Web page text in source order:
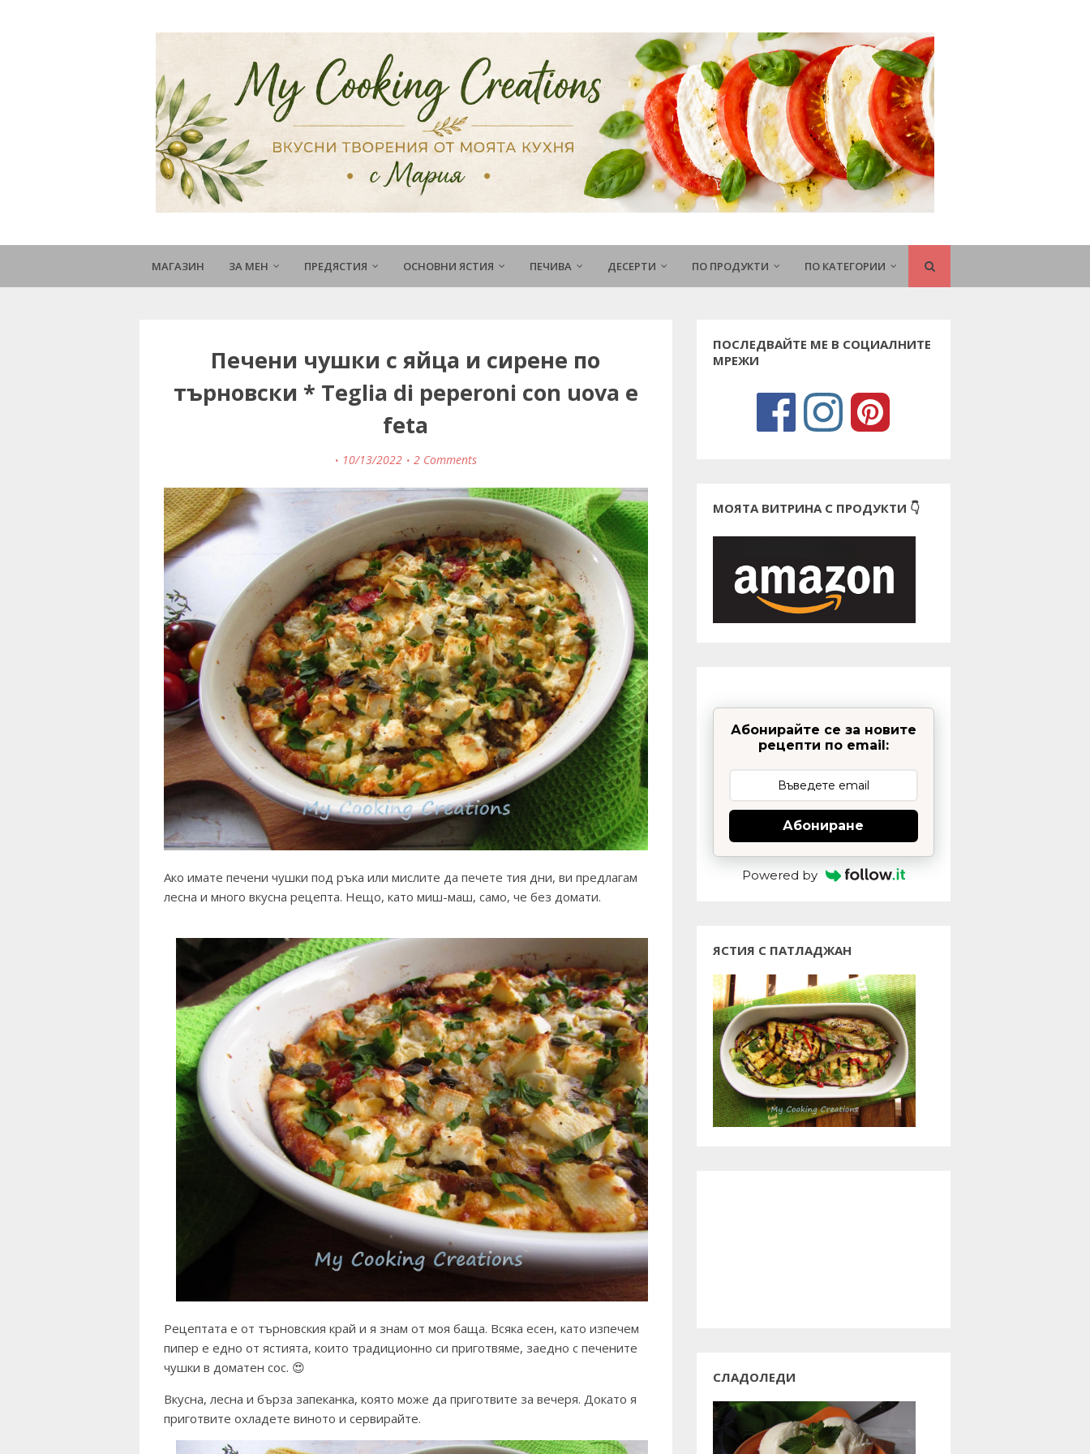
МАГАЗИН ЗА МЕН ПРЕДЯСТИЯ ОСНОВНИ ЯСТИЯ ПЕЧИВА ДЕСЕРТИ ПО ПРОДУКТИ ПО КАТЕГОРИИ
Печени чушки с яйца и сирене по
търновски * Teglia di peperoni con uova e
feta
10/13/2022 2 Comments
Ако имате печени чушки под ръка или мислите да печете тия дни, ви предлагам
лесна и много вкусна рецепта. Нещо, като миш-маш, само, че без домати.
Рецептата е от търновския край и я знам от моя баща. Всяка есен, като изпечем
пипер е едно от ястията, които традиционно си приготвяме, заедно с печените
чушки в доматен сос. 😍
Вкусна, лесна и бърза запеканка, която може да приготвите за вечеря. Докато я
приготвите охладете виното и сервирайте.
ПОСЛЕДВАЙТЕ МЕ В СОЦИАЛНИТЕ
МРЕЖИ
МОЯТА ВИТРИНА С ПРОДУКТИ 👇
Абонирайте се за новите
рецепти по email:
Абониране
Powered by
ЯСТИЯ С ПАТЛАДЖАН
СЛАДОЛЕДИ